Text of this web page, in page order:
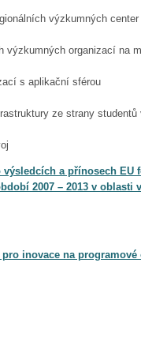
výzkumných
výzkumných organizací na
s aplikační sférou
ze strany
a přínosech EU
2007 – 2013 v oblasti
inovace na programové